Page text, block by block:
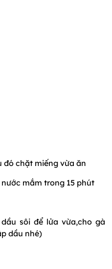
đó chặt miếng vừa ăn
mắm trong 15 phút
sôi để lửa vừa,cho gà
dầu nhé)